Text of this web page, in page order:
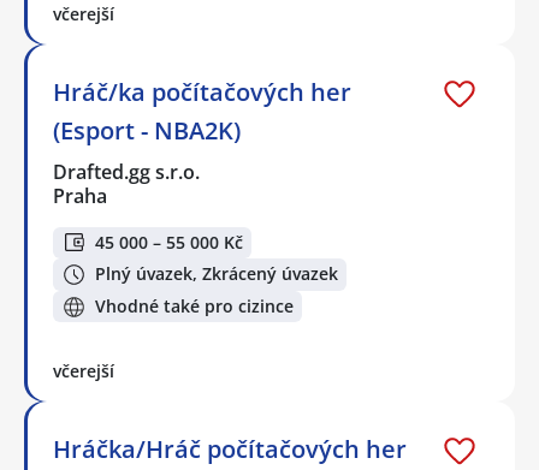
včerejší
Hráč/ka počítačových her
(Esport - NBA2K)
Drafted.gg s.r.o.
Praha
45 000 – 55 000 Kč
Plný úvazek, Zkrácený úvazek
Vhodné také pro cizince
včerejší
Hráčka/Hráč počítačových her